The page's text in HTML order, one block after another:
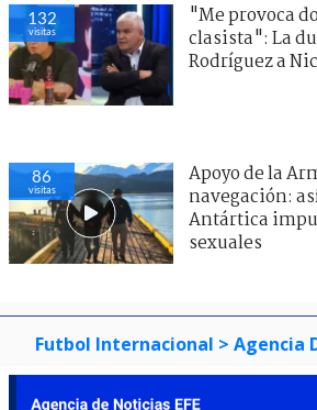
132
visitas
"Me provoca
clasista": La
Rodríguez a
86
visitas
Apoyo de la
navegación:
Antártica
sexuales
Futbol Internacional > Agencia